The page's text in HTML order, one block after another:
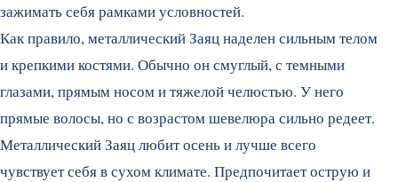
зажимать себя рамками условностей.
Как правило, металлический Заяц наделен сильным телом
и крепкими костями. Обычно он смуглый, с темными
глазами, прямым носом и тяжелой челюстью. У него
прямые волосы, но с возрастом шевелюра сильно редеет.
Металлический Заяц любит осень и лучше всего
чувствует себя в сухом климате. Предпочитает острую и